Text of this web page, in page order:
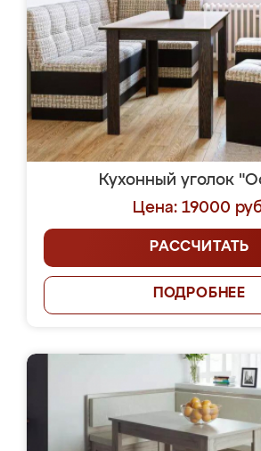
Кухонный уголок
Цена: 19000
РАССЧИТАТЬ
ПОДРОБНЕЕ